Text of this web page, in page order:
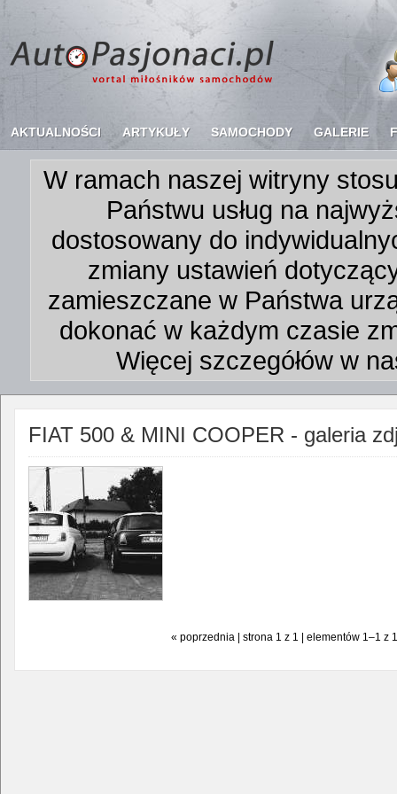
AKTUALNOŚCI ARTYKUŁY SAMOCHODY GALERIE
W ramach naszej witryny
Państwu usług na
dostosowany do
zmiany ustawień
zamieszczane w Państwa
dokonać w każdym czasie
Więcej szczegółów w
FIAT 500 & MINI COOPER - galeria
« poprzednia | strona 1 z 1 | elementów 1–1 z